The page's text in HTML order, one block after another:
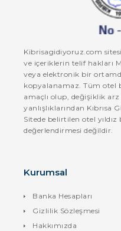
Kibrisagidiyoruz.com
ve içeriklerin telif hakları
veya elektronik bir
kopyalanamaz. Tüm otel
amaçlı olup, değişiklik
yanlışlıklarından
Sitede belirtilen otel
değerlendirmesi değildir.
Kurumsal
Banka Hesapları
Gizlilik Sözleşmesi
Hakkımızda